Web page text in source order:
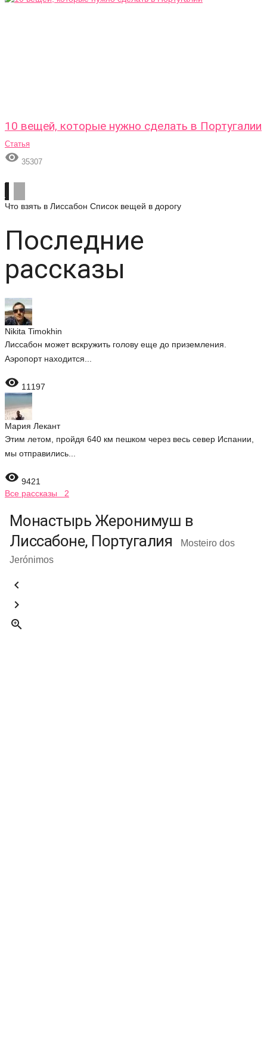
10 вещей, которые нужно сделать в Португалии
Статья
 35307
Что взять в Лиссабон Список вещей в дорогу
Последние
рассказы
Nikita Timokhin
Лиссабон может вскружить голову еще до приземления.
Аэропорт находится...
 11197
Мария Лекант
Этим летом, пройдя 640 км пешком через весь север Испании,
мы отправились...
 9421
Все рассказы 2
Монастырь Жеронимуш в
Лиссабоне, Португалия
Mosteiro dos
Jerónimos


